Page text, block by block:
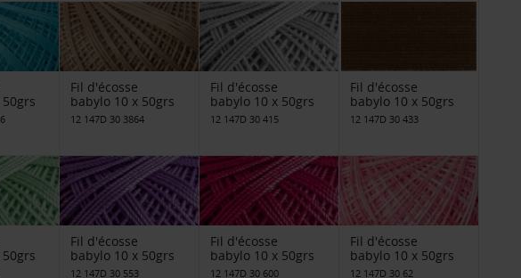
Fil d'écosse
babylo 10 x 50grs
12 147D 30 3864
Fil d'écosse
babylo 10 x 50grs
12 147D 30 415
Fil d'écosse
babylo 10 x 50grs
12 147D 30 433
Fil d'écosse
babylo 10 x 50grs
12 147D 30 553
Fil d'écosse
babylo 10 x 50grs
12 147D 30 600
Fil d'écosse
babylo 10 x 50grs
12 147D 30 62